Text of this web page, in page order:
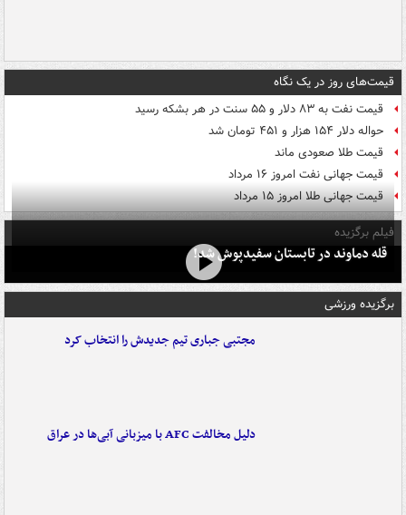
قیمت‌های روز در یک نگاه
قیمت نفت به ۸۳ دلار و ۵۵ سنت در هر بشکه رسید
حواله دلار ۱۵۴ هزار و ۴۵۱ تومان شد
قیمت طلا صعودی ماند
قیمت جهانی نفت امروز ۱۶ مرداد
قیمت جهانی طلا امروز ۱۵ مرداد
فیلم برگزیده
قله دماوند در تابستان سفیدپوش شد!
برگزیده ورزشی
مجتبی جباری تیم جدیدش را انتخاب کرد
دلیل مخالفت AFC با میزبانی آبی‌ها در عراق